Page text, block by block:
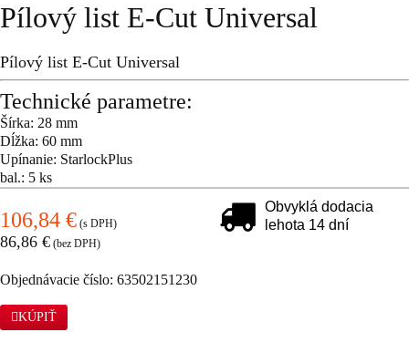
Pílový list E-Cut Universal
Pílový list E-Cut Universal
Technické parametre:
Šírka: 28 mm
Dĺžka: 60 mm
Upínanie: StarlockPlus
bal.: 5 ks
106,84 € (s DPH)
86,86 € (bez DPH)
Obvyklá dodacia
lehota 14 dní
Objednávacie číslo: 63502151230
KÚPIŤ